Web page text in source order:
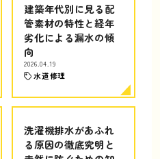
建築年代別に見る配
管素材の特性と経年
劣化による漏水の傾
向
2026.04.19
水道修理
洗濯機排水があふれ
る原因の徹底究明と